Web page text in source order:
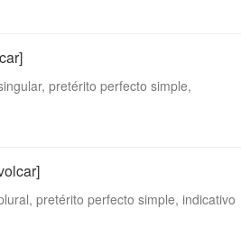
pretérito perfecto simple,
pretérito perfecto simple, indicativo